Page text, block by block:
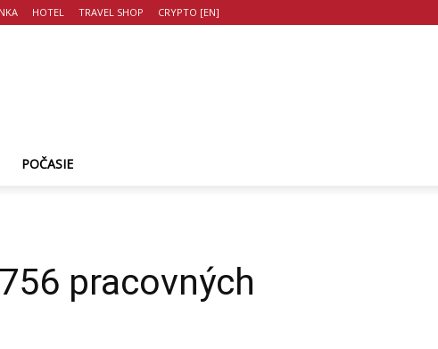
HOTEL TRAVEL SHOP CRYPTO [EN]
POČASIE
pracovných